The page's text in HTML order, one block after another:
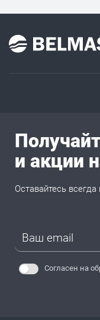
и акции
Оставайтесь всегда
Согласен на